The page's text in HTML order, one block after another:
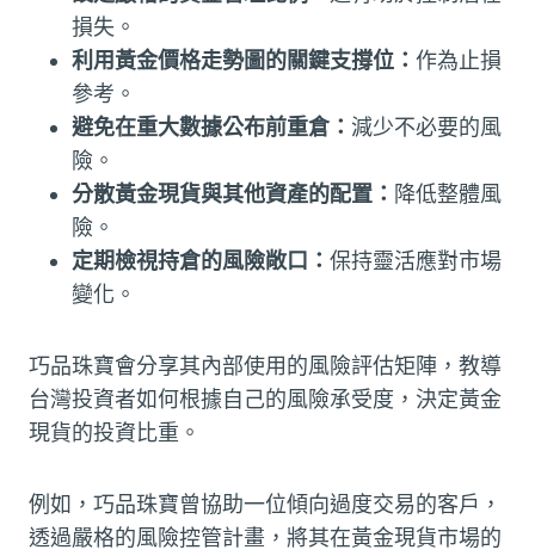
損失。
利用黃金價格走勢圖的關鍵支撐位： 作為止損
參考。
避免在重大數據公布前重倉： 減少不必要的風
險。
分散黃金現貨與其他資產的配置： 降低整體風
險。
定期檢視持倉的風險敞口： 保持靈活應對市場
變化。
巧品珠寶會分享其內部使用的風險評估矩陣，教導
台灣投資者如何根據自己的風險承受度，決定黃金
現貨的投資比重。
例如，巧品珠寶曾協助一位傾向過度交易的客戶，
透過嚴格的風險控管計畫，將其在黃金現貨市場的